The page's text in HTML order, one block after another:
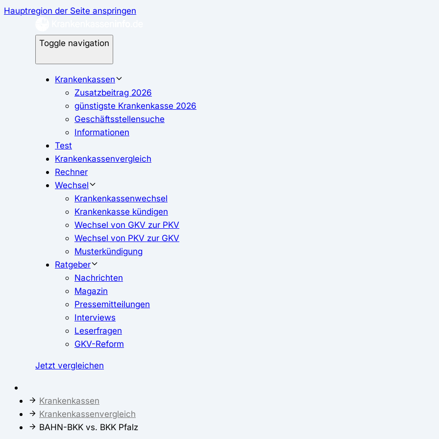
Hauptregion der Seite anspringen
Toggle navigation
Krankenkassen
Zusatzbeitrag 2026
günstigste Krankenkasse 2026
Geschäftsstellensuche
Informationen
Test
Krankenkassenvergleich
Rechner
Wechsel
Krankenkassenwechsel
Krankenkasse kündigen
Wechsel von GKV zur PKV
Wechsel von PKV zur GKV
Musterkündigung
Ratgeber
Nachrichten
Magazin
Pressemitteilungen
Interviews
Leserfragen
GKV-Reform
Jetzt vergleichen
Krankenkassen
Krankenkassenvergleich
BAHN-BKK vs. BKK Pfalz